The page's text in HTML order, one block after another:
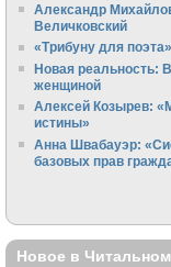
Алек­сандр
Величковский
«Трибуну для
Новая реальность:
женщиной
Алексей Козырев:
истины»
Анна Швабауэр:
базовых прав
Новое в Читальном